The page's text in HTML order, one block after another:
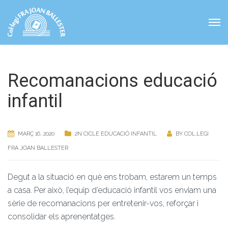
Recomanacions educació
infantil
MARÇ 16, 2020 2N CICLE EDUCACIÓ INFANTIL BY COL.LEGI
FRA JOAN BALLESTER
Degut a la situació en què ens trobam, estarem un temps
a casa. Per això, l’equip d’educació infantil vos enviam una
sèrie de recomanacions per entretenir-vos, reforçar i
consolidar els aprenentatges.